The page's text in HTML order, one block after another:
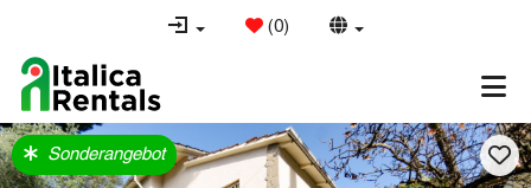
(0)
Sonderangebot